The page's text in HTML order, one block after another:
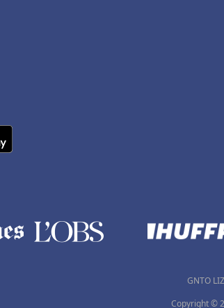
GNTO
Copyright ©